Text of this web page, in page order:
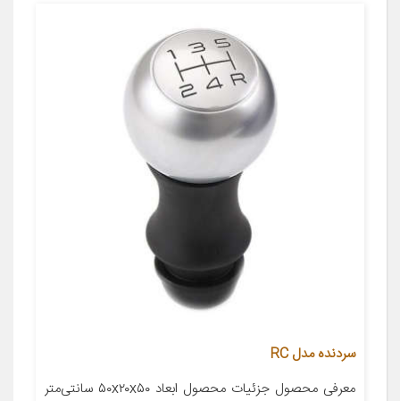
سردنده مدل RC
معرفی محصول جزئیات محصول ابعاد ۵۰x۲۰x۵۰ سانتی‌متر